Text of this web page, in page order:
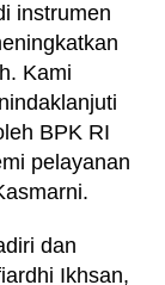
instrumen
Kami
BPK RI
pelayanan
dan
Ikhsan,